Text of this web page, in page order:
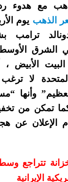
مع هدوء
الذهب يوم
ترامب
في الشرق
البيت الأبيض
المتحدة لا
وأنها
تمكن من
الإعلان عن
تتراجع
الإيرانية